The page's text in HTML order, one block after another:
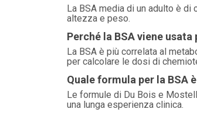
La BSA media di un adulto è di
altezza e peso.
Perché la BSA viene
La BSA è più correlata al
per calcolare le dosi di
Quale formula per la BSA
Le formule di Du Bois e
una lunga esperienza clinica.